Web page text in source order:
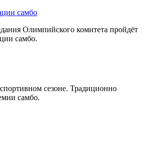
самбо
Олимпийского комитета пройдёт
самбо.
сезоне. Традиционно
самбо.